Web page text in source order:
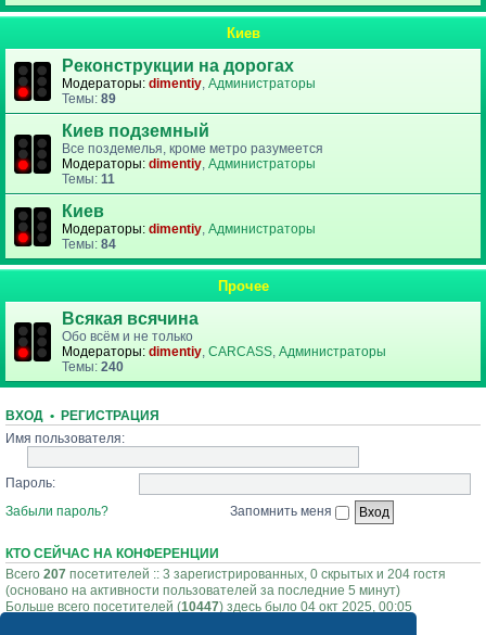
Киев
Реконструкции на дорогах
Модераторы: dimentiy, Администраторы
Темы: 89
Киев подземный
Все поздемелья, кроме метро разумеется
Модераторы: dimentiy, Администраторы
Темы: 11
Киев
Модераторы: dimentiy, Администраторы
Темы: 84
Прочее
Всякая всячина
Обо всём и не только
Модераторы: dimentiy, CARCASS, Администраторы
Темы: 240
ВХОД • РЕГИСТРАЦИЯ
Имя пользователя:
Пароль:
Забыли пароль?
Запомнить меня
КТО СЕЙЧАС НА КОНФЕРЕНЦИИ
Всего 207 посетителей :: 3 зарегистрированных, 0 скрытых и 204 гостя
(основано на активности пользователей за последние 5 минут)
Больше всего посетителей (10447) здесь было 04 окт 2025, 00:05